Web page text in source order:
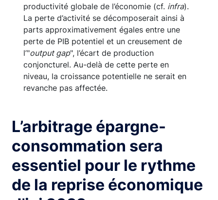
en partie un déficit de demande mais aussi
une réduction du potentiel d’activité sous
l’effet de la crise. D’une part, la chute de
l’investissement limiterait l’accumulation du
capital. D’autre part, nous supposons que le
choc sur le marché du travail et les
défaillances d’entreprises affecteront la
productivité globale de l’économie (cf.
perte de PIB potentiel et un creusement de
", l’écart de production
conjoncturel. Au-delà de cette perte en
niveau, la croissance potentielle ne serait en
revanche pas affectée.